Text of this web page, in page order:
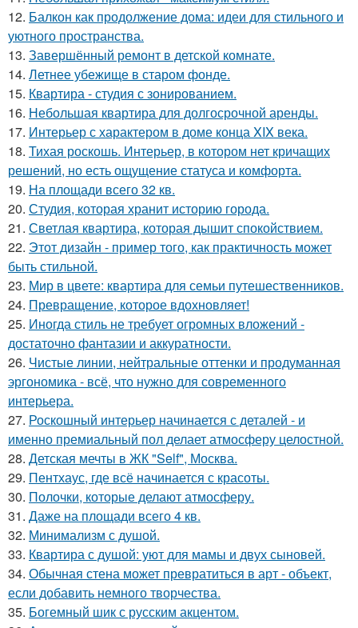
12. Балкон как продолжение дома: идеи для стильного и
уютного пространства.
13. Завершённый ремонт в детской комнате.
14. Летнее убежище в старом фонде.
15. Квартира - студия с зонированием.
16. Небольшая квартира для долгосрочной аренды.
17. Интерьер с характером в доме конца XIX века.
18. Тихая роскошь. Интерьер, в котором нет кричащих
решений, но есть ощущение статуса и комфорта.
19. На площади всего 32 кв.
20. Студия, которая хранит историю города.
21. Светлая квартира, которая дышит спокойствием.
22. Этот дизайн - пример того, как практичность может
быть стильной.
23. Мир в цвете: квартира для семьи путешественников.
24. Превращение, которое вдохновляет!
25. Иногда стиль не требует огромных вложений -
достаточно фантазии и аккуратности.
26. Чистые линии, нейтральные оттенки и продуманная
эргономика - всё, что нужно для современного
интерьера.
27. Роскошный интерьер начинается с деталей - и
именно премиальный пол делает атмосферу целостной.
28. Детская мечты в ЖК "Self", Москва.
29. Пентхаус, где всё начинается с красоты.
30. Полочки, которые делают атмосферу.
31. Даже на площади всего 4 кв.
32. Минимализм с душой.
33. Квартира с душой: уют для мамы и двух сыновей.
34. Обычная стена может превратиться в арт - объект,
если добавить немного творчества.
35. Богемный шик с русским акцентом.